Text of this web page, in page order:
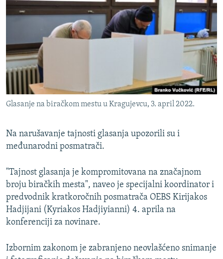
Glasanje na biračkom mestu u Kragujevcu, 3. april 2022.
Na narušavanje tajnosti glasanja upozorili su i
međunarodni posmatrači.
"Tajnost glasanja je kompromitovana na značajnom
broju biračkih mesta", naveo je specijalni koordinator i
predvodnik kratkoročnih posmatrača OEBS Kirijakos
Hadjijani (Kyriakos Hadjiyianni) 4. aprila na
konferenciji za novinare.
Izbornim zakonom je zabranjeno neovlašćeno snimanje